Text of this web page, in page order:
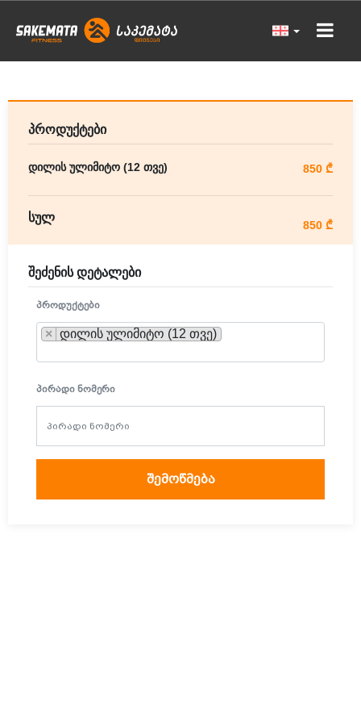
პროდუქტები
დილის ულიმიტო (12 თვე) 850 ₾
სულ
850 ₾
შეძენის დეტალები
ᲞᲠᲝᲓᲣᲥᲢᲔᲑᲘ
× დილის ულიმიტო (12 თვე)
ᲞᲘᲠᲐᲓᲘ ᲜᲝᲛᲔᲠᲘ
შემოწმება